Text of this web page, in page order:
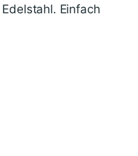
Einfach